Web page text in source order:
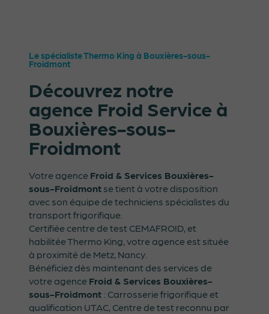
Le spécialiste Thermo King à Bouxières-sous-
Froidmont
Découvrez notre
agence Froid Service à
Bouxières-sous-
Froidmont
Votre agence Froid & Services Bouxières-
sous-Froidmont se tient à votre disposition
avec son équipe de techniciens spécialistes du
transport frigorifique.
Certifiée centre de test CEMAFROID, et
habilitée Thermo King, votre agence est située
à proximité de Metz, Nancy.
Bénéficiez dès maintenant des services de
votre agence Froid & Services Bouxières-
sous-Froidmont : Carrosserie frigorifique et
qualification UTAC, Centre de test reconnu par